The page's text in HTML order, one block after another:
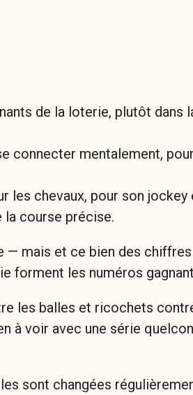
de la loterie, plutôt dans
connecter mentalement,
les chevaux, pour son jockey
la course précise.
— mais et ce bien des
forment les numéros
les balles et ricochets
à voir avec une série
sont changées